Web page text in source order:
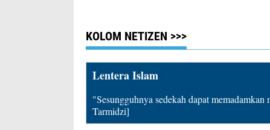
KOLOM NETIZEN >>>
Lentera Islam
"Sesungguhnya sedekah dapat
Tarmidzi]